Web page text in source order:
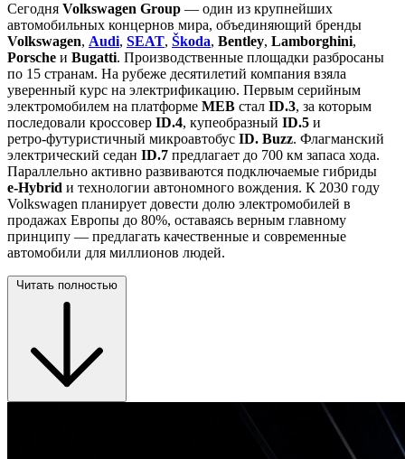
Сегодня Volkswagen Group — один из крупнейших
автомобильных концернов мира, объединяющий бренды
Volkswagen, Audi, SEAT, Škoda, Bentley, Lamborghini,
Porsche и Bugatti. Производственные площадки разбросаны
по 15 странам. На рубеже десятилетий компания взяла
уверенный курс на электрификацию. Первым серийным
электромобилем на платформе MEB стал ID.3, за которым
последовали кроссовер ID.4, купеобразный ID.5 и
ретро‑футуристичный микроавтобус ID. Buzz. Флагманский
электрический седан ID.7 предлагает до 700 км запаса хода.
Параллельно активно развиваются подключаемые гибриды
e‑Hybrid и технологии автономного вождения. К 2030 году
Volkswagen планирует довести долю электромобилей в
продажах Европы до 80%, оставаясь верным главному
принципу — предлагать качественные и современные
автомобили для миллионов людей.
Читать полностью